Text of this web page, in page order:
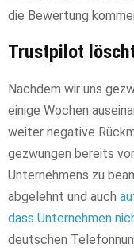
die Bewertung
Trustpilot
Nachdem wir uns
einige Wochen
weiter negative
gezwungen bereits
Unternehmens zu
abgelehnt und auch
dass Unternehmen
deutschen